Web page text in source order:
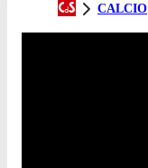
CALCIO